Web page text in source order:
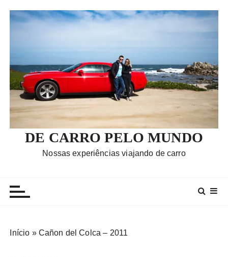
DE CARRO PELO MUNDO
Nossas experiências viajando de carro
Início » Cañon del Colca – 2011